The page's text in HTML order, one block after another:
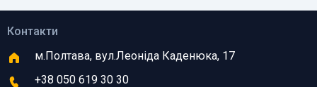
Контакти
м.Полтава, вул.Леоніда Каденюка, 17
+38 050 619 30 30